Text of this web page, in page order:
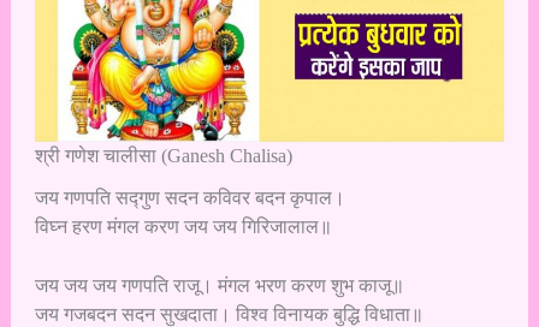
श्री गणेश चालीसा (Ganesh Chalisa)
जय गणपति सद्गुण सदन कविवर बदन कृपाल।
विघ्न हरण मंगल करण जय जय गिरिजालाल॥
जय जय जय गणपति राजू। मंगल भरण करण शुभ काजू॥
जय गजबदन सदन सुखदाता। विश्व विनायक बुद्धि विधाता॥